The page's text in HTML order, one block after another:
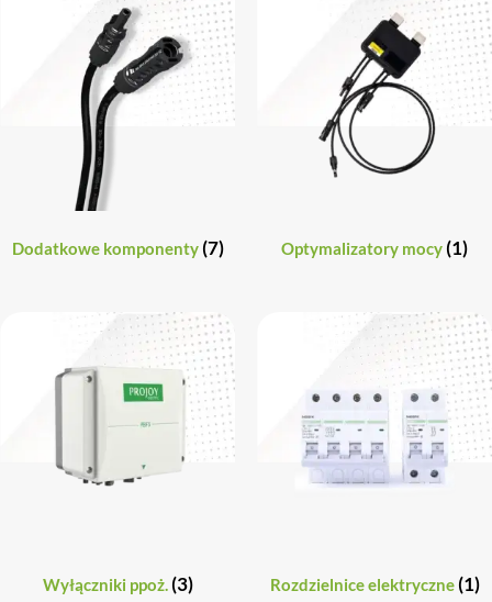
Dodatkowe komponenty (7) Optymalizatory mocy (1)
Wyłączniki ppoż. (3) Rozdzielnice elektryczne (1)